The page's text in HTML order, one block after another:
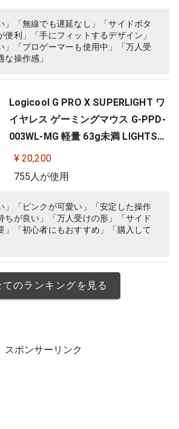
正規品
」「無線でも遅延なし」「サイドボタ
便利」「手にフィットするデザイン」
」「プロゲーマーも使用中」「万人受
操作感」
Logicool G PRO X SUPERLIGHT ワ
イヤレス ゲーミングマウス G-PPD-
003WL-MG 軽量 63g未満 LIGHTSP
EED HERO 25Kセンサー POWERPLA
Y 無線 充電 対応 ゲーミング マウス
正規品
¥ 20,200
755人が使用
」「ピンクが可愛い」「安定した操作
ちが良い」「万人受けの形」「サイド
」「初心者にもおすすめ」「購入して
てのランキングを見る
スポンサーリンク